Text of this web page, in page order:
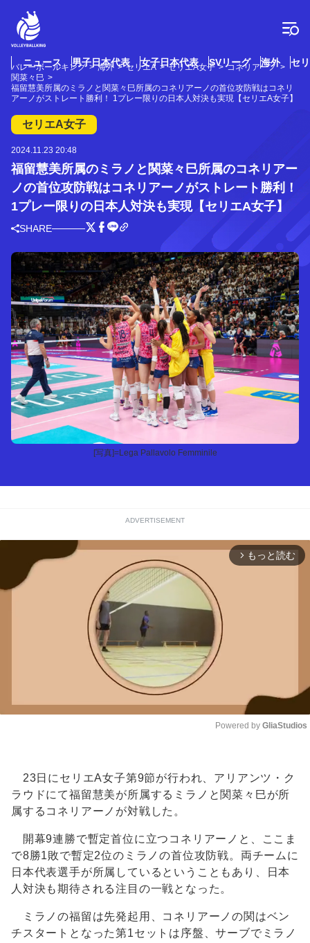
ニュース 男子日本代表 女子日本代表 SVリーグ 海外 セ
バレーボールキング 海外 セリエA セリエA女子
コネリアーノ
関菜々巳
福留慧美所属のミラノと関菜々巳所属のコネリアーノの首位攻防戦はコネリ
アーノがストレート勝利！ 1プレー限りの日本人対決も実現【セリエA女子】
セリエA女子
2024.11.23 20:48
福留慧美所属のミラノと関菜々巳所属のコネリアー
ノの首位攻防戦はコネリアーノがストレート勝利！
1プレー限りの日本人対決も実現【セリエA女子】
SHARE
[写真]=Lega Pallavolo Femminile
ADVERTISEMENT
arrow_forward_ios もっと読む
Powered by GliaStudios
23日にセリエA女子第9節が行われ、アリアンツ・ク
ラウドにて福留慧美が所属するミラノと関菜々巳が所
属するコネリアーノが対戦した。
開幕9連勝で暫定首位に立つコネリアーノと、ここま
で8勝1敗で暫定2位のミラノの首位攻防戦。両チームに
日本代表選手が所属しているということもあり、日本
人対決も期待される注目の一戦となった。
ミラノの福留は先発起用、コネリアーノの関はベン
チスタートとなった第1セットは序盤、サーブでミラノ